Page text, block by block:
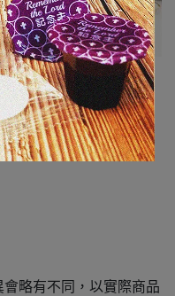
略有不同，以實際商品